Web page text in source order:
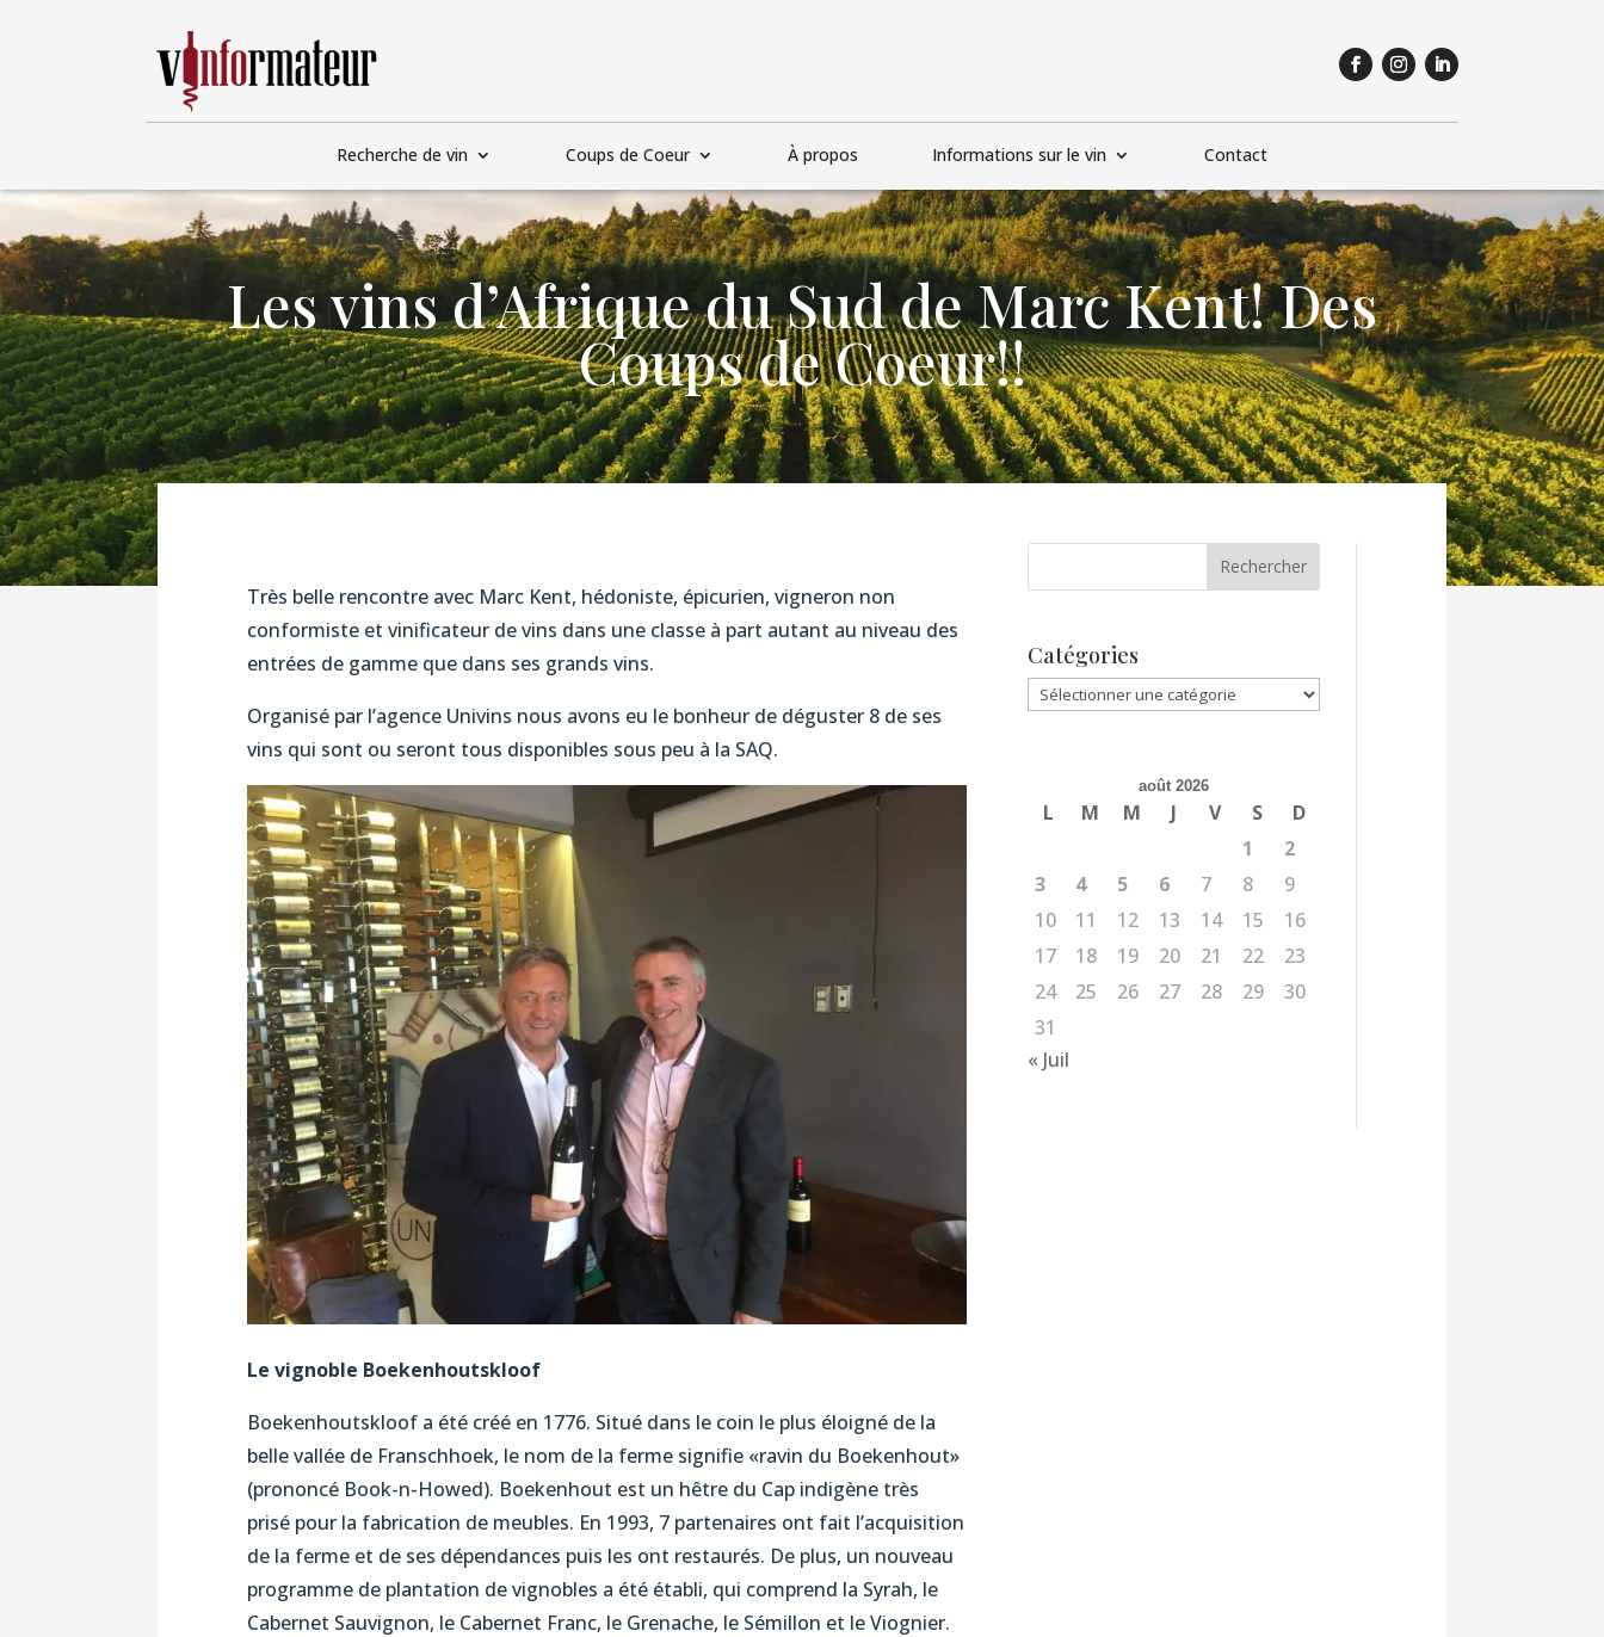
Recherche de vin Coups de Coeur À propos Informations sur le vin Contact
Les vins d’Afrique du Sud de Marc Kent! Des
Coups de Coeur!!
Très belle rencontre avec Marc Kent, hédoniste, épicurien, vigneron non
conformiste et vinificateur de vins dans une classe à part autant au niveau des
entrées de gamme que dans ses grands vins.
Organisé par l’agence Univins nous avons eu le bonheur de déguster 8 de ses
vins qui sont ou seront tous disponibles sous peu à la SAQ.
Le vignoble Boekenhoutskloof
Boekenhoutskloof a été créé en 1776. Situé dans le coin le plus éloigné de la
belle vallée de Franschhoek, le nom de la ferme signifie «ravin du Boekenhout»
(prononcé Book-n-Howed). Boekenhout est un hêtre du Cap indigène très
prisé pour la fabrication de meubles. En 1993, 7 partenaires ont fait l’acquisition
de la ferme et de ses dépendances puis les ont restaurés. De plus, un nouveau
programme de plantation de vignobles a été établi, qui comprend la Syrah, le
Cabernet Sauvignon, le Cabernet Franc, le Grenache, le Sémillon et le Viognier.
Catégories
Catégories
août 2026
L M M J V S
D
1
2
3
4 5 6 7 8
9
10
11 12 13 14 15
16
17
18 19 20 21 22
23
24
25 26 27 28 29
30
31
« Juil